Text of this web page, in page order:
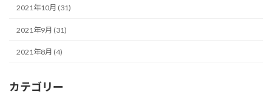
2021年10月 (31)
2021年9月 (31)
2021年8月 (4)
カテゴリー